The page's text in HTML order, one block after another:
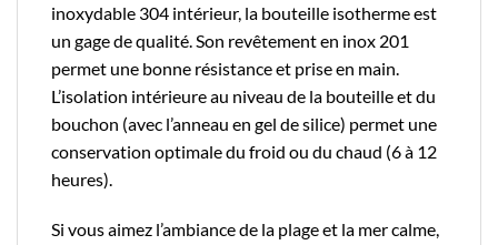
inoxydable 304 intérieur, la bouteille isothermeest
un gage de qualité. Son revêtement en inox 201
permet une bonne résistance et prise en main.
L’isolation intérieure au niveau de la bouteille et du
bouchon (avec l’anneau en gel de silice) permet une
conservation optimale du froid ou du chaud (6 à 12
heures).
Si vous aimez l’ambiance de la plage et la mer calme,